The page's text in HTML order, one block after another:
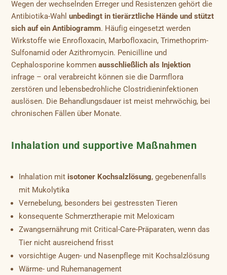
Wegen der wechselnden Erreger und Resistenzen gehört die
Antibiotika-Wahlunbedingt in tierärztliche Hände und stützt
sich auf ein Antibiogramm. Häufig eingesetzt werden
Wirkstoffe wie Enrofloxacin, Marbofloxacin, Trimethoprim-
Sulfonamid oder Azithromycin. Penicilline und
Cephalosporine kommenausschließlich als Injektion
infrage – oral verabreicht können sie die Darmflora
zerstören und lebensbedrohliche Clostridieninfektionen
auslösen. Die Behandlungsdauer ist meist mehrwöchig, bei
chronischen Fällen über Monate.
Inhalation und supportive Maßnahmen
Inhalation mit isotoner Kochsalzlösung, gegebenenfalls
mit Mukolytika
Vernebelung, besonders bei gestressten Tieren
konsequente Schmerztherapie mit Meloxicam
Zwangsernährung mit Critical-Care-Präparaten, wenn das
Tier nicht ausreichend frisst
vorsichtige Augen- und Nasenpflege mit Kochsalzlösung
Wärme- und Ruhemanagement